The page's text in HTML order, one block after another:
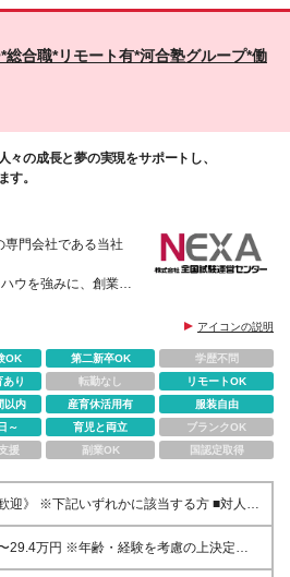
静岡、金沢、名古屋、大阪、広島、福岡 ※
以外の当社関連勤務地での勤務はありませ
合職*リモート有*河合塾グループ*働
の成長と夢の実現をサポートし、
す。
門会社である当社
ウを強みに、創業以
に向けて新たな仲間
アイコンの説明
OK 第二新卒OK
学歴不問
り 転勤なし
リモートOK
以内 産育休活用有
服装自由
～ 育児と両立
ブランクOK
援 副業OK 国認定取得
迎》 ※下記いずれかに該当する方 ■対人業
法人/個人、販売/交渉など種別・業種は不
（主にWordとExcel）の基本操
29.4万円 ※年齢・経験を考慮の上決定しま
間3ヶ月／給与・待遇に差異はありません